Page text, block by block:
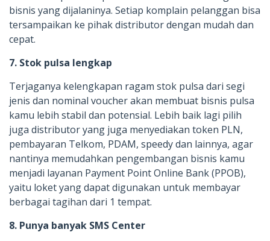
bisnis yang dijalaninya. Setiap komplain pelanggan bisa
tersampaikan ke pihak distributor dengan mudah dan
cepat.
7. Stok pulsa lengkap
Terjaganya kelengkapan ragam stok pulsa dari segi
jenis dan nominal voucher akan membuat bisnis pulsa
kamu lebih stabil dan potensial. Lebih baik lagi pilih
juga distributor yang juga menyediakan token PLN,
pembayaran Telkom, PDAM, speedy dan lainnya, agar
nantinya memudahkan pengembangan bisnis kamu
menjadi layanan Payment Point Online Bank (PPOB),
yaitu loket yang dapat digunakan untuk membayar
berbagai tagihan dari 1 tempat.
8. Punya banyak SMS Center